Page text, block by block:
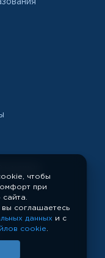
чтобы
при
вы соглашаетесь
данных и с
cookie